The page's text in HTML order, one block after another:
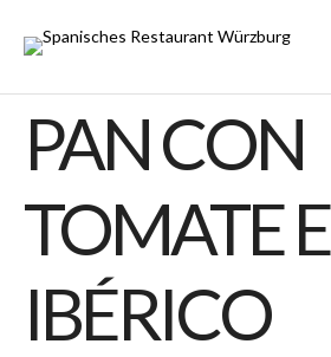
PAN CON
TOMATE E
IBÉRICO